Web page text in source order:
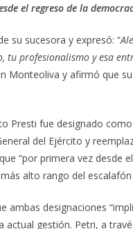
el regreso de la
su sucesora y expresó: “
profesionalismo y esa
Monteoliva y afirmó que
Presti fue designado
del Ejército y
“por primera vez desde
alto rango del
ambas designaciones
gestión. Petri, a